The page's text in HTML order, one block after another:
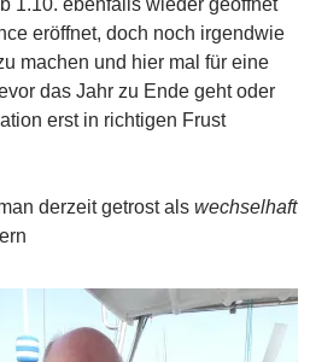
1.10. ebenfalls wieder geöffnet
eröffnet, doch noch irgendwie
machen und hier mal für eine
das Jahr zu Ende geht oder
erst in richtigen Frust
derzeit getrost als wechselhaft